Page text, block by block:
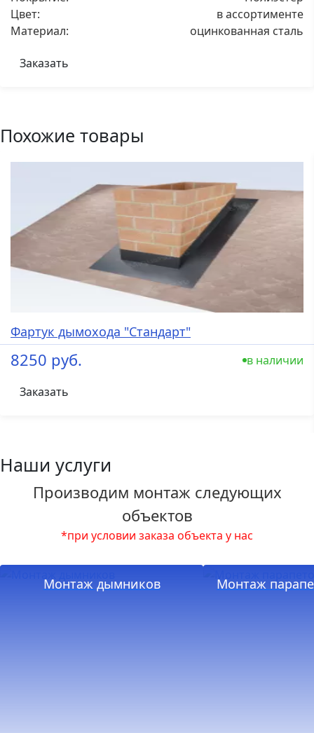
Цвет:
в ассортименте
Материал:
оцинкованная сталь
Заказать
Похожие товары
Фартук дымохода "Стандарт"
8250 руб. в наличии
Заказать
Наши услуги
Производим монтаж следующих
объектов
*при условии заказа объекта у нас
Монтаж дымников Монтаж